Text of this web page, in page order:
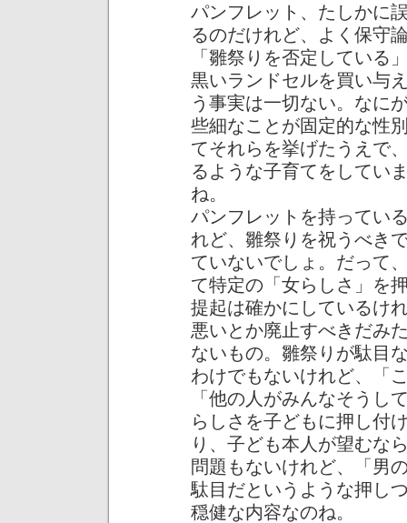
パンフレット、たしかに
るのだけれど、よく保守
「雛祭りを否定している
黒いランドセルを買い与
う事実は一切ない。なに
些細なことが固定的な性
てそれらを挙げたうえで
るような子育てをしてい
ね。
パンフレットを持ってい
れど、雛祭りを祝うべき
ていないでしょ。だって
て特定の「女らしさ」を
提起は確かにしているけ
悪いとか廃止すべきだみ
ないもの。雛祭りが駄目
わけでもないけれど、「
「他の人がみんなそうし
らしさを子どもに押し付
り、子ども本人が望むな
問題もないけれど、「男
駄目だというような押し
穏健な内容なのね。